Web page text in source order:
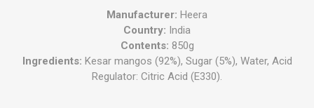
Manufacturer: Heera
Country: India
Contents: 850g
Ingredients: Kesar mangos (92%), Sugar (5%), Water, Acid
Regulator: Citric Acid (E330).